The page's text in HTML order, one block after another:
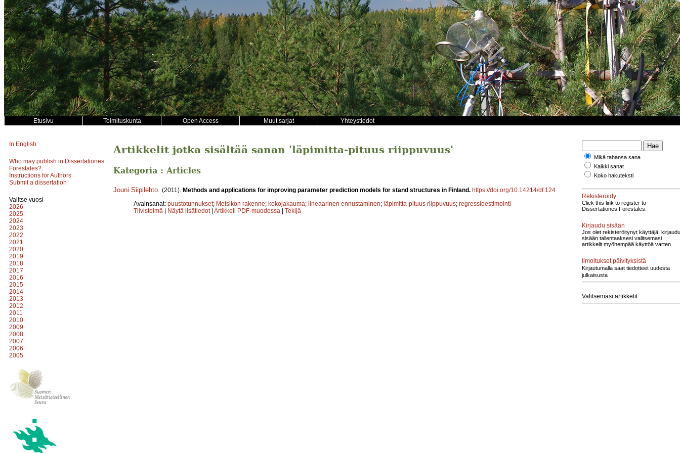
Etusivu Toimituskunta Open Access Muut sarjat Yhteystiedot
In English
Who may publish in Dissertationes
Forestales?
Instructions for Authors
Submit a dissertation
Valitse vuosi
2026
2025
2024
2023
2022
2021
2020
2019
2018
2017
2016
2015
2014
2013
2012
2011
2010
2009
2008
2007
2006
2005
Artikkelit jotka sisältää sanan 'läpimitta-pituus riippuvuus'
Kategoria : Articles
Jouni Siipilehto (2011). Methods and applications for improving parameter prediction models for stand structures in Finland. https://doi.org/10.14214/df.124
Avainsanat: puustotunnukset; Metsikön rakenne; kokojakauma; lineaarinen ennustaminen; läpimitta-pituus riippuvuus; regressioestimointi
Tiivistelmä | Näytä lisätiedot | Artikkeli PDF-muodossa | Tekijä
Mikä tahansa sana
Kaikki sanat
Koko hakuteksti
Rekisteröidy
Click this link to register to
Dissertationes Forestales.
Kirjaudu sisään
Jos olet rekisteröitynyt käyttäjä, kirjaudu
sisään tallentaaksesi valitsemasi
artikkelit myöhempää käyttöä varten.
Ilmoitukset päivityksistä
Kirjautumalla saat tiedotteet uudesta
julkaisusta
Valitsemasi artikkelit